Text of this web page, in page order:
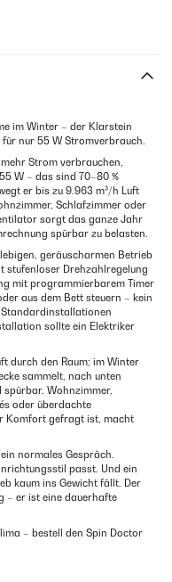
im Winter – der Klarstein
nur 55 W Stromverbrauch.
Strom verbrauchen,
W – das sind 70–80 %
er bis zu 9.963 m³/h Luft
Schlafzimmer oder
sorgt das ganze Jahr
spürbar zu belasten.
geräuscharmen Betrieb
stufenloser Drehzahlregelung
mit programmierbarem Timer
aus dem Bett steuern – kein
sollte ein Elektriker
durch den Raum; im Winter
sammelt, nach unten
Wohnzimmer,
oder überdachte
Komfort gefragt ist, macht
normales Gespräch.
passt. Und ein
kaum ins Gewicht fällt. Der
– er ist eine dauerhafte
– bestell den Spin Doctor